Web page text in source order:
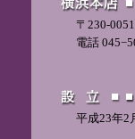
〒230-
電話
平成23年2